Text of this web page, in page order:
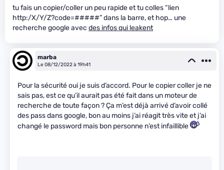
tu fais un copier/coller un peu rapide et tu colles “lien
http:/X/Y/Z?code=#####” dans la barre, et hop… une
recherche google avec des infos qui leakent
marba
Le 08/12/2022 à 19h41
Pour la sécurité oui je suis d’accord. Pour le copier coller je ne
sais pas, est ce qu’il aurait pas été fait dans un moteur de
recherche de toute façon ? Ça m’est déjà arrivé d’avoir collé
des pass dans google, bon au moins j’ai réagit très vite et j’ai
changé le password mais bon personne n’est infaillible